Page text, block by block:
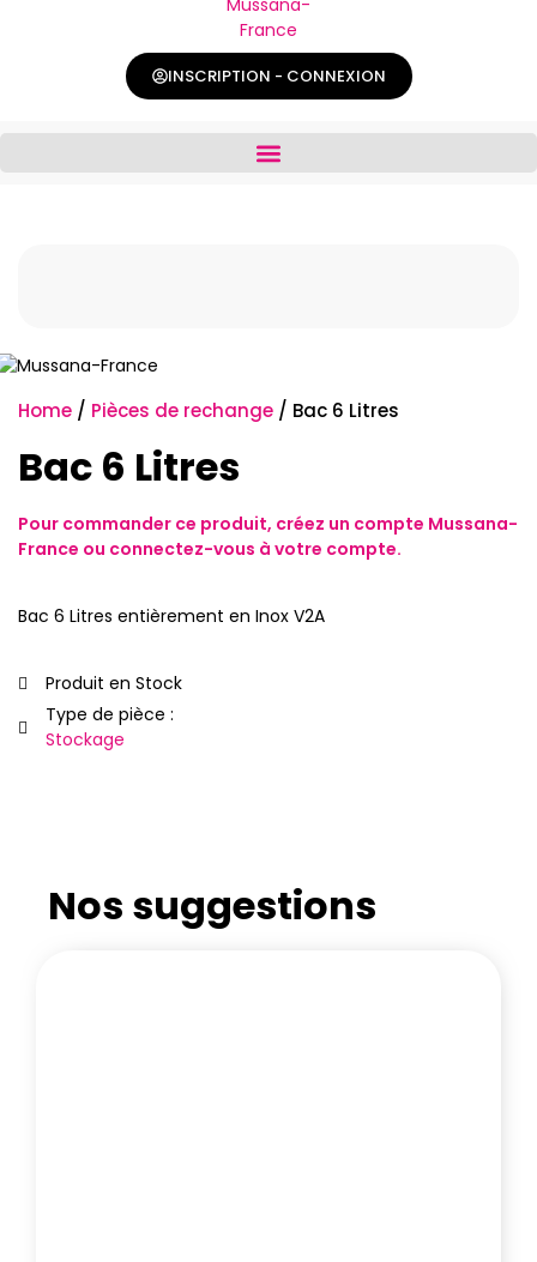
INSCRIPTION - CONNEXION
Home / Pièces de rechange / Bac 6 Litres
Bac 6 Litres
Pour commander ce produit, créez un compte Mussana-
France ou connectez-vous à votre compte.
Bac 6 Litres entièrement en Inox V2A
Produit en Stock
Type de pièce :
Stockage
Nos suggestions